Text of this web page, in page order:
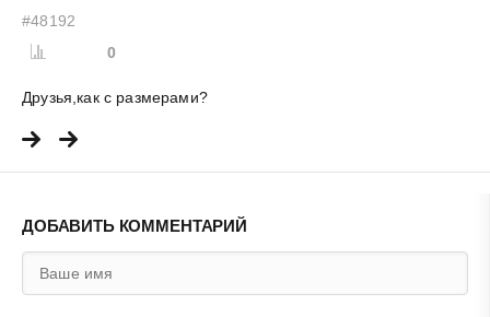
#48192
0
Друзья,как с размерами?
ДОБАВИТЬ КОММЕНТАРИЙ